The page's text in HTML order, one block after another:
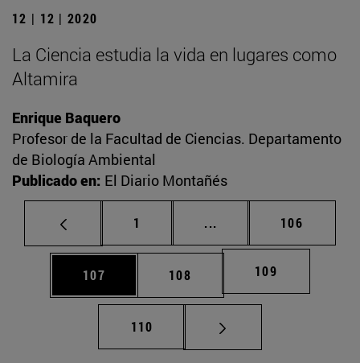
12 | 12 | 2020
La Ciencia estudia la vida en lugares como
Altamira
Enrique Baquero
Profesor de la Facultad de Ciencias. Departamento
de Biología Ambiental
Publicado en: El Diario Montañés
Página
1 ... Páginas intermedias
Página
106
Página
107 Página
108 Página
109
Página
110